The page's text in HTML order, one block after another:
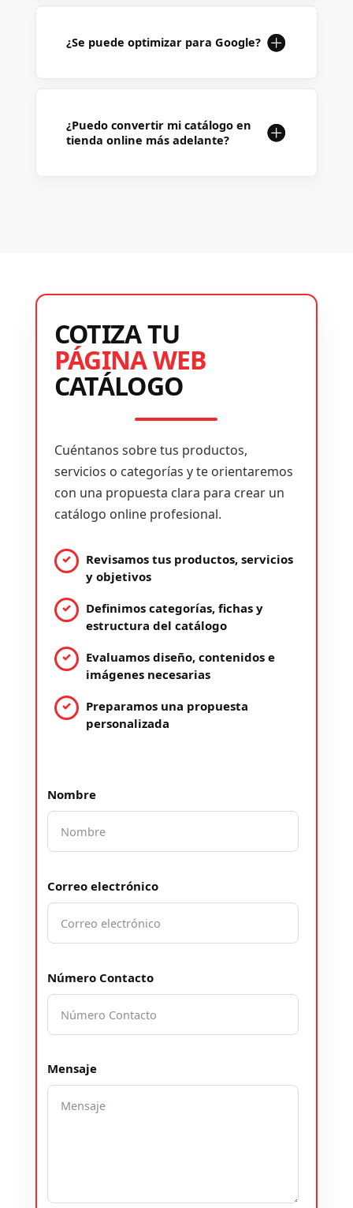
¿Se puede optimizar para Google?
¿Puedo convertir mi catálogo en
tienda online más adelante?
COTIZA TU
PÁGINA WEB
CATÁLOGO
Cuéntanos sobre tus productos,
servicios o categorías y te orientaremos
con una propuesta clara para crear un
catálogo online profesional.
Revisamos tus productos, servicios
y objetivos
Definimos categorías, fichas y
estructura del catálogo
Evaluamos diseño, contenidos e
imágenes necesarias
Preparamos una propuesta
personalizada
Nombre
Correo electrónico
Número Contacto
Mensaje